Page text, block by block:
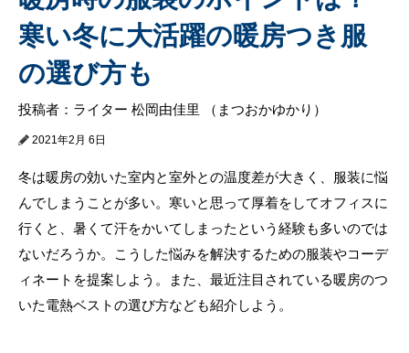
寒い冬に大活躍の暖房つき服
の選び方も
投稿者：ライター 松岡由佳里 （まつおかゆかり）
2021年2月 6日
冬は暖房の効いた室内と室外との温度差が大きく、服装に悩
んでしまうことが多い。寒いと思って厚着をしてオフィスに
行くと、暑くて汗をかいてしまったという経験も多いのでは
ないだろうか。こうした悩みを解決するための服装やコーデ
ィネートを提案しよう。また、最近注目されている暖房のつ
いた電熱ベストの選び方なども紹介しよう。